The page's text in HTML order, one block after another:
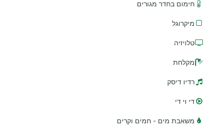
חימום בחדר מגורים
מיקרוגל
טלויזיה
מקלחת
רדיו דיסק
די וי די
משאבת מים - חמים וקרים